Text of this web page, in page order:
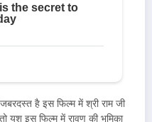
है इस फिल्म में श्री राम जी
यश इस फिल्म में रावण की भूमिका